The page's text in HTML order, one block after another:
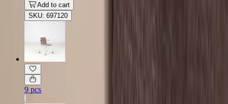
Add to cart
SKU: 697120
9 pcs